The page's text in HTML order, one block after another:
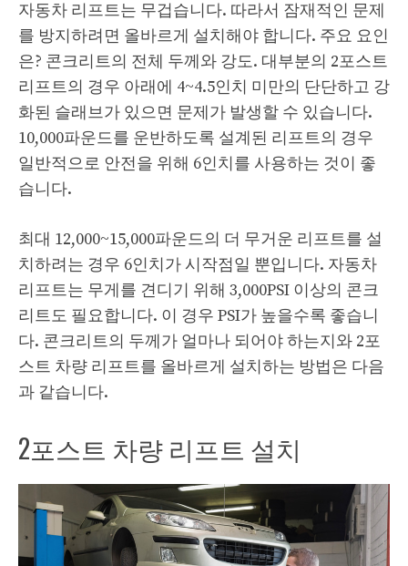
자동차 리프트는 무겁습니다. 따라서 잠재적인 문제
를 방지하려면 올바르게 설치해야 합니다. 주요 요인
은? 콘크리트의 전체 두께와 강도. 대부분의 2포스트
리프트의 경우 아래에 4~4.5인치 미만의 단단하고 강
화된 슬래브가 있으면 문제가 발생할 수 있습니다.
10,000파운드를 운반하도록 설계된 리프트의 경우
일반적으로 안전을 위해 6인치를 사용하는 것이 좋
습니다.
최대 12,000~15,000파운드의 더 무거운 리프트를 설
치하려는 경우 6인치가 시작점일 뿐입니다. 자동차
리프트는 무게를 견디기 위해 3,000PSI 이상의 콘크
리트도 필요합니다. 이 경우 PSI가 높을수록 좋습니
다. 콘크리트의 두께가 얼마나 되어야 하는지와 2포
스트 차량 리프트를 올바르게 설치하는 방법은 다음
과 같습니다.
2포스트 차량 리프트 설치